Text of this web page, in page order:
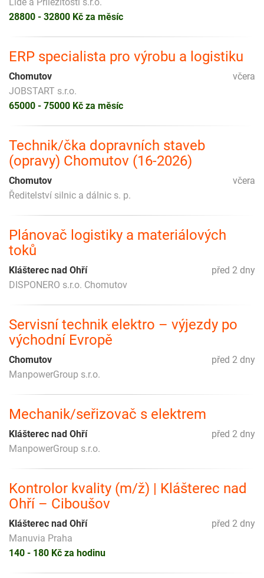
28800 - 32800 Kč za měsíc
ERP specialista pro výrobu a logistiku
včera
Chomutov
JOBSTART s.r.o.
65000 - 75000 Kč za měsíc
Technik/čka dopravních staveb
(opravy) Chomutov (16-2026)
včera
Chomutov
Ředitelství silnic a dálnic s. p.
Plánovač logistiky a materiálových
toků
před 2 dny
Klášterec nad Ohří
DISPONERO s.r.o. Chomutov
Servisní technik elektro – výjezdy po
východní Evropě
před 2 dny
Chomutov
ManpowerGroup s.r.o.
Mechanik/seřizovač s elektrem
před 2 dny
Klášterec nad Ohří
ManpowerGroup s.r.o.
Kontrolor kvality (m/ž) | Klášterec nad
Ohří – Ciboušov
před 2 dny
Klášterec nad Ohří
Manuvia Praha
140 - 180 Kč za hodinu